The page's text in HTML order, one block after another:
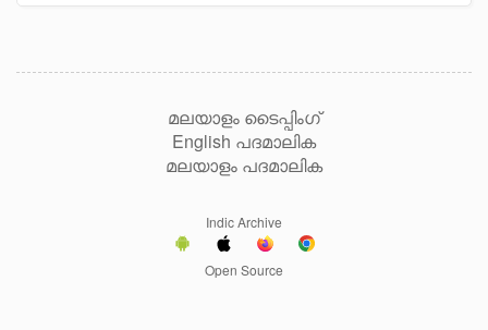
മലയാളം ടൈപ്പിംഗ്
English പദമാലിക
മലയാളം പദമാലിക
Indic Archive
Open Source